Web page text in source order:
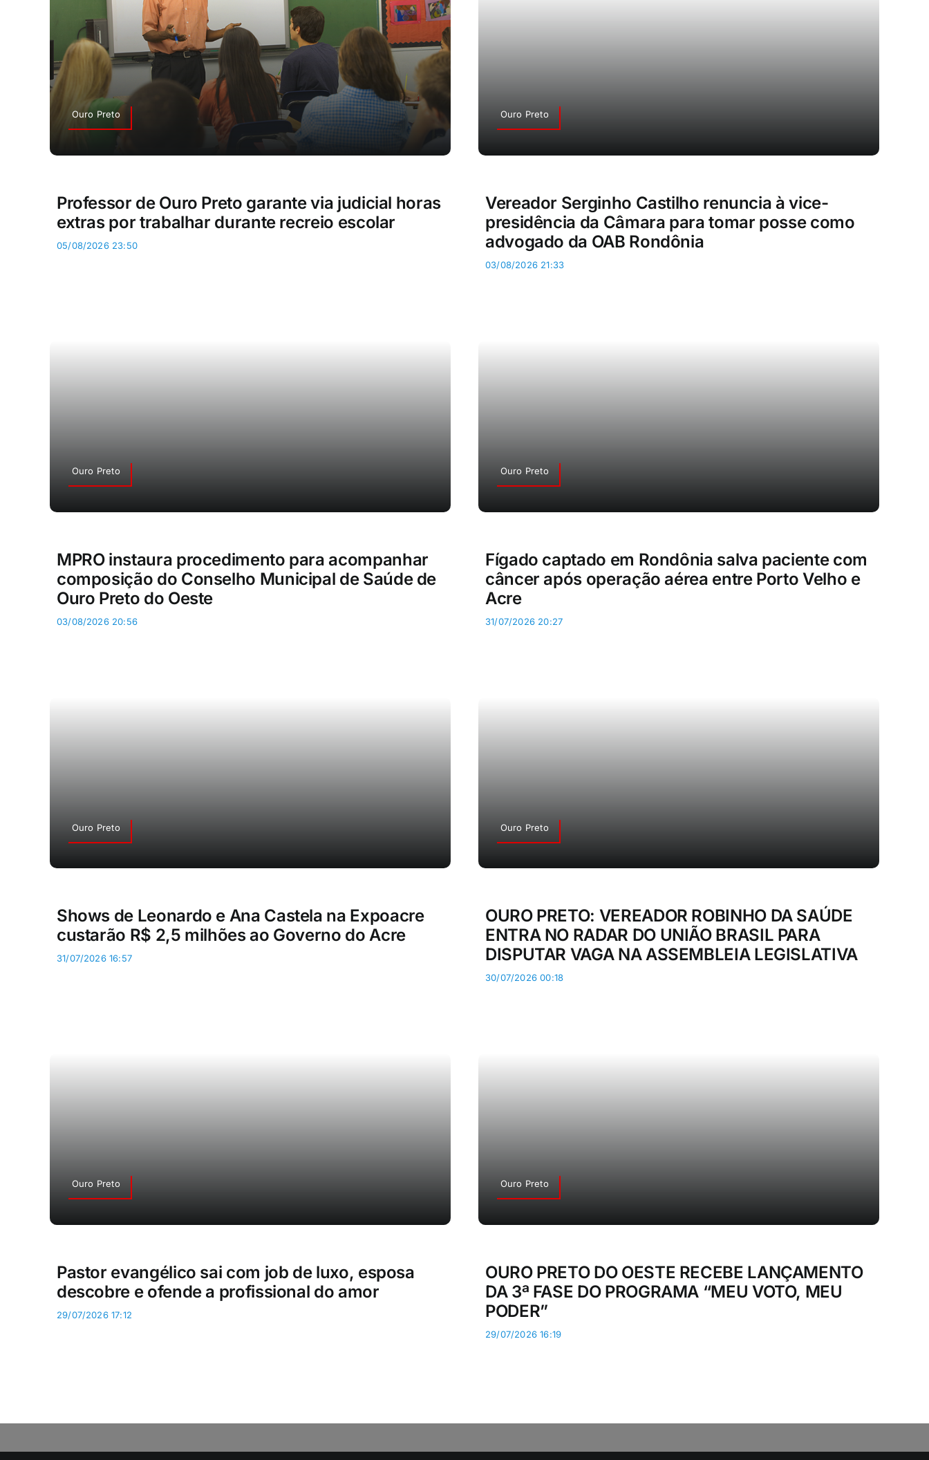
Ouro Preto
Professor de Ouro Preto garante via judicial horas
extras por trabalhar durante recreio escolar
05/08/2026 23:50
Ouro Preto
Vereador Serginho Castilho renuncia à vice-
presidência da Câmara para tomar posse como
advogado da OAB Rondônia
03/08/2026 21:33
Ouro Preto
MPRO instaura procedimento para acompanhar
composição do Conselho Municipal de Saúde de
Ouro Preto do Oeste
03/08/2026 20:56
Ouro Preto
Fígado captado em Rondônia salva paciente com
câncer após operação aérea entre Porto Velho e
Acre
31/07/2026 20:27
Ouro Preto
Shows de Leonardo e Ana Castela na Expoacre
custarão R$ 2,5 milhões ao Governo do Acre
31/07/2026 16:57
Ouro Preto
OURO PRETO: VEREADOR ROBINHO DA SAÚDE
ENTRA NO RADAR DO UNIÃO BRASIL PARA
DISPUTAR VAGA NA ASSEMBLEIA LEGISLATIVA
30/07/2026 00:18
Ouro Preto
Pastor evangélico sai com job de luxo, esposa
descobre e ofende a profissional do amor
29/07/2026 17:12
Ouro Preto
OURO PRETO DO OESTE RECEBE LANÇAMENTO
DA 3ª FASE DO PROGRAMA “MEU VOTO, MEU
PODER”
29/07/2026 16:19